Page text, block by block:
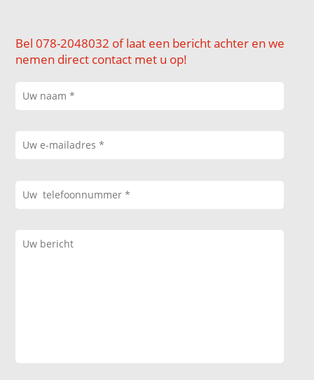
Bel 078-2048032 of laat een bericht achter en we
nemen direct contact met u op!